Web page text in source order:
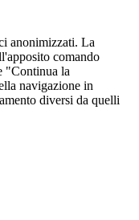
anonimizzati. La
comando
"Continua la
navigazione in
diversi da quelli